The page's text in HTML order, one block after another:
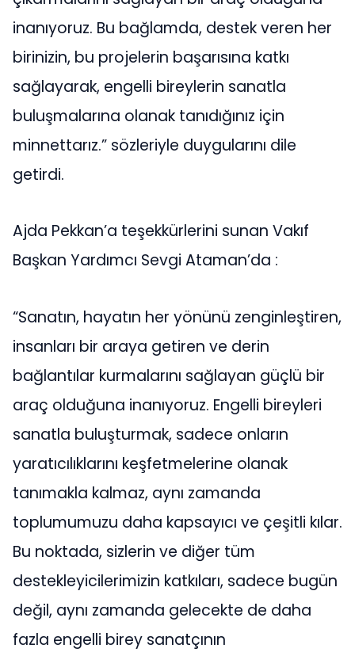
inanıyoruz. Bu bağlamda, destek veren her
birinizin, bu projelerin başarısına katkı
sağlayarak, engelli bireylerin sanatla
buluşmalarına olanak tanıdığınız için
minnettarız.” sözleriyle duygularını dile
getirdi.
Ajda Pekkan’a teşekkürlerini sunan Vakıf
Başkan Yardımcı Sevgi Ataman’da :
“Sanatın, hayatın her yönünü zenginleştiren,
insanları bir araya getiren ve derin
bağlantılar kurmalarını sağlayan güçlü bir
araç olduğuna inanıyoruz. Engelli bireyleri
sanatla buluşturmak, sadece onların
yaratıcılıklarını keşfetmelerine olanak
tanımakla kalmaz, aynı zamanda
toplumumuzu daha kapsayıcı ve çeşitli kılar.
Bu noktada, sizlerin ve diğer tüm
destekleyicilerimizin katkıları, sadece bugün
değil, aynı zamanda gelecekte de daha
fazla engelli birey sanatçının